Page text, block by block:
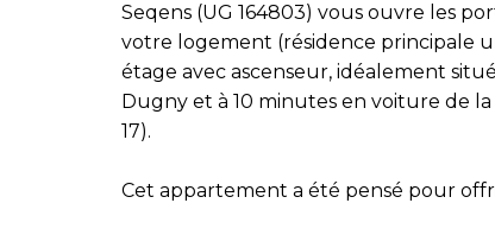
Seqens (UG 164803) vous ouvre les
votre logement (résidence principale
étage avec ascenseur, idéalement
Dugny et à 10 minutes en voiture de
17).
Cet appartement a été pensé pour